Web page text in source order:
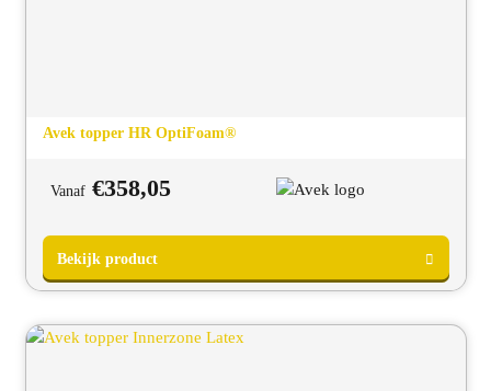
Avek topper HR OptiFoam®
Vanaf €358,05